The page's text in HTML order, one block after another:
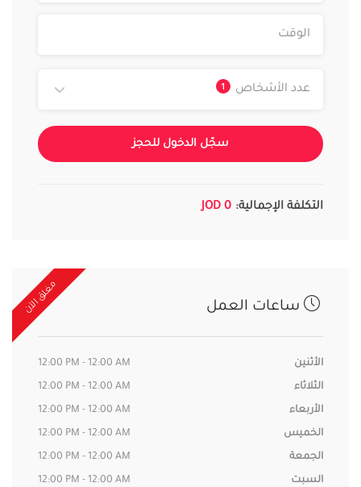
عدد الأشخاص 1
سجّل الدخول للحجز
التكلفة الإجمالية: 0 JOD
مغلق الآن ساعات العمل
الأثنين 12:00 PM - 12:00 AM
الثلاثاء 12:00 PM - 12:00 AM
الأربعاء 12:00 PM - 12:00 AM
الخميس 12:00 PM - 12:00 AM
الجمعة 12:00 PM - 12:00 AM
السبت 12:00 PM - 12:00 AM